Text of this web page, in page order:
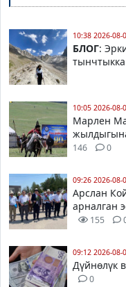
10:38 2026-08-
БЛОГ:
10:05 2026-08-
Марлен
146 0
09:26 2026-08-
Арслан
арналган
155
09:12 2026-08-
Дүйнөлүк
0